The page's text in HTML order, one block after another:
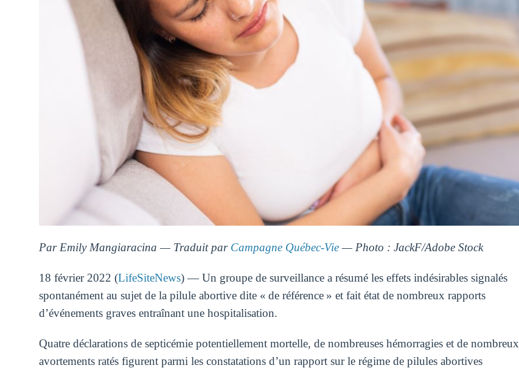
Par Emily Mangiaracina — Traduit par Campagne Québec-Vie— Photo : JackF/Adobe Stock
18 février 2022 (LifeSiteNews) — Un groupe de surveillance a résumé les effets indésirables signalés
spontanément au sujet de la pilule abortive dite « de référence » et fait état de nombreux rapports
d’événements graves entraînant une hospitalisation.
Quatre déclarations de septicémie potentiellement mortelle, de nombreuses hémorragies et de nombreux
avortements ratés figurent parmi les constatations d’un rapport sur le régime de pilules abortives